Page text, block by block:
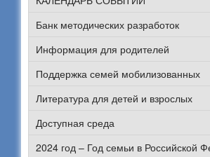
Банк методических разработок
Информация для родителей
Поддержка семей мобилизованных
Литература для детей и взрослых
Доступная среда
2024 год – Год семьи в Российской